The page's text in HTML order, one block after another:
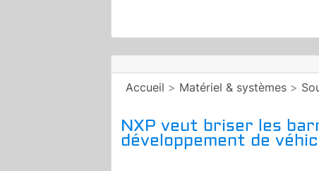
Accueil > Matériel & systèmes >
NXP veut briser les
développement de